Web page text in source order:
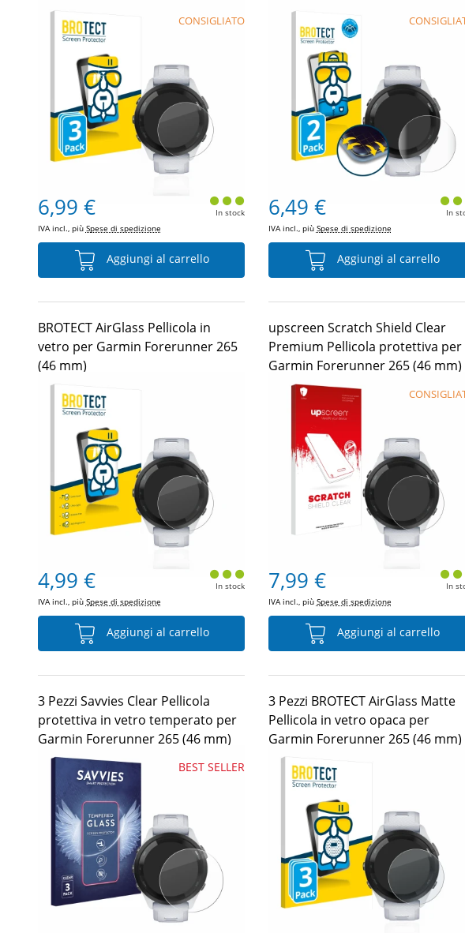
CONSIGLIATO
6,99 €
IVA incl., più Spese di spedizione
In stock
Aggiungi al carrello
6,49 €
IVA incl., più Spese di spedizione
In
Aggiungi al carrello
BROTECT AirGlass Pellicola in
vetro per Garmin Forerunner 265
(46 mm)
4,99 €
IVA incl., più Spese di spedizione
In stock
Aggiungi al carrello
upscreen Scratch Shield Clear
Premium Pellicola protettiva per
Garmin Forerunner 265 (46 mm)
7,99 €
IVA incl., più Spese di spedizione
In
Aggiungi al carrello
3 Pezzi Savvies Clear Pellicola
protettiva in vetro temperato per
Garmin Forerunner 265 (46 mm)
BEST SELLER
3 Pezzi BROTECT AirGlass Matte
Pellicola in vetro opaca per
Garmin Forerunner 265 (46 mm)